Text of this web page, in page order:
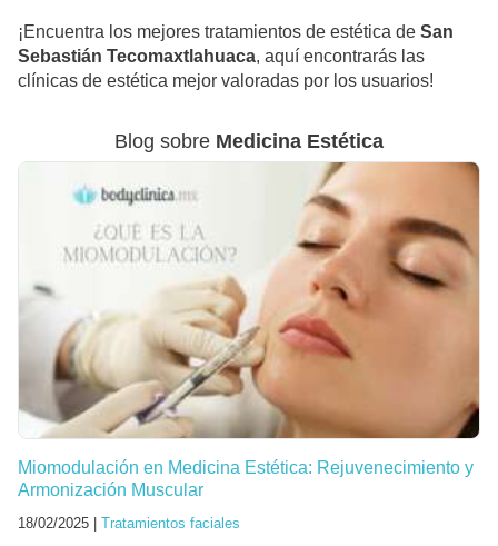
¡Encuentra los mejores tratamientos de estética de San
Sebastián Tecomaxtlahuaca, aquí encontrarás las
clínicas de estética mejor valoradas por los usuarios!
Blog sobre Medicina Estética
Miomodulación en Medicina Estética: Rejuvenecimiento y
Armonización Muscular
18/02/2025 | Tratamientos faciales